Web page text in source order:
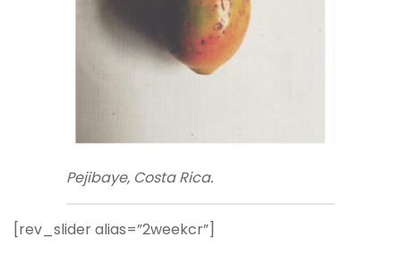
Pejibaye, Costa Rica.
[rev_slider alias=”2weekcr”]